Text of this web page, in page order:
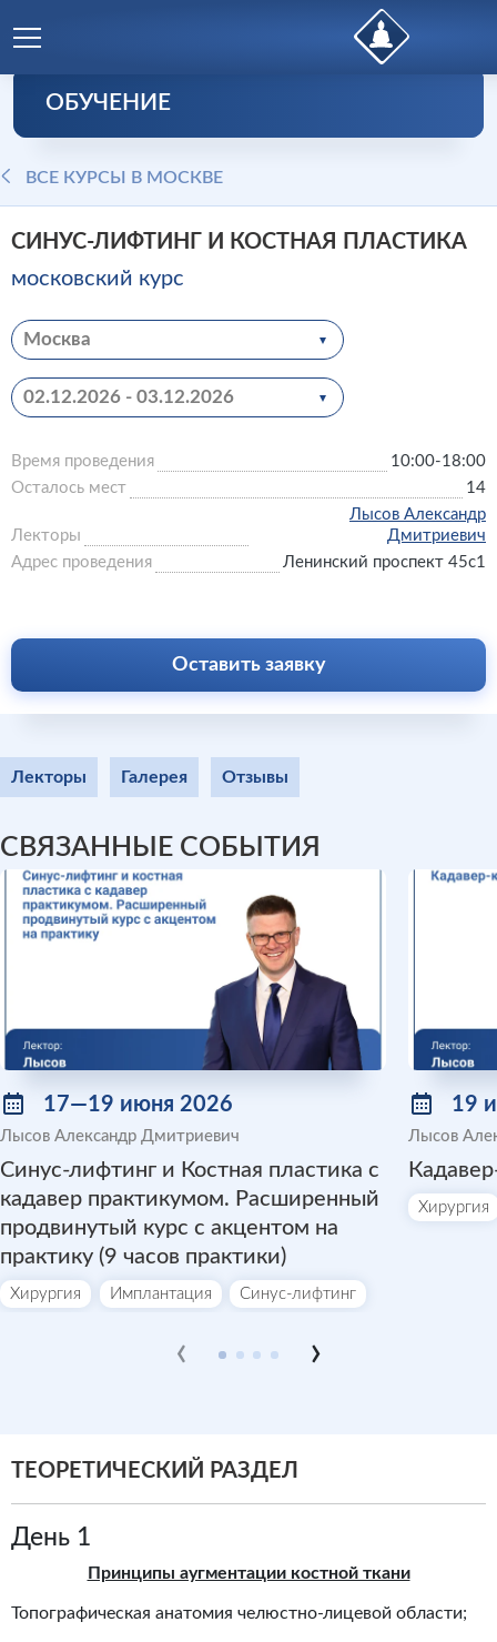
ОБУЧЕНИЕ
ВСЕ КУРСЫ В МОСКВЕ
СИНУС-ЛИФТИНГ И КОСТНАЯ ПЛАСТИКА
московский курс
Москва
02.12.2026 - 03.12.2026
Время проведения
10:00-18:00
Осталось мест
14
Лекторы
Лысов Александр
Дмитриевич
Адрес проведения
Ленинский проспект 45с1
Оставить заявку
Лекторы Галерея Отзывы
СВЯЗАННЫЕ СОБЫТИЯ
17—19 июня 2026
Лысов Александр Дмитриевич
Синус-лифтинг и Костная пластика с
кадавер практикумом. Расширенный
продвинутый курс с акцентом на
практику (9 часов практики)
Хирургия Имплантация Синус-лифтинг
19
Лысов
Хирургия
‹ ›
ТЕОРЕТИЧЕСКИЙ РАЗДЕЛ
День 1
Принципы аугментации костной ткани
Топографическая анатомия челюстно-лицевой области;